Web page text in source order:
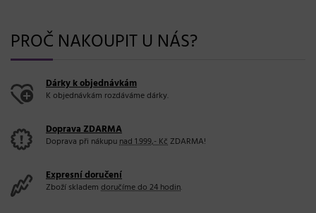
PROČ NAKOUPIT U NÁS?
Dárky k objednávkám
K objednávkám rozdáváme dárky.
Doprava ZDARMA
Doprava při nákupunad 1.999,- KčZDARMA!
Expresní doručení
Zboží skladem doručíme do 24 hodin.